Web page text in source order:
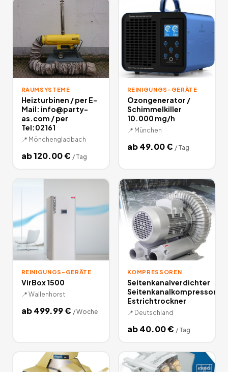
RAUMSYSTEME
Heizturbinen / per E-
Mail: info@party-
as.com / per
Tel:02161
📍 Mönchengladbach
ab120.00€ / Tag
REINIGUNGS-GERÄTE
Ozongenerator /
Schimmelkiller
10.000 mg/h
📍 München
ab49.00€ / Tag
REINIGUNGS-GERÄTE
VirBox 1500
📍 Wallenhorst
ab499.99€ /Woche
KOMPRESSOREN
Seitenkanalverdichter
Seitenkanalkompressor
Estrichtrockner
📍 Deutschland
ab40.00€ / Tag